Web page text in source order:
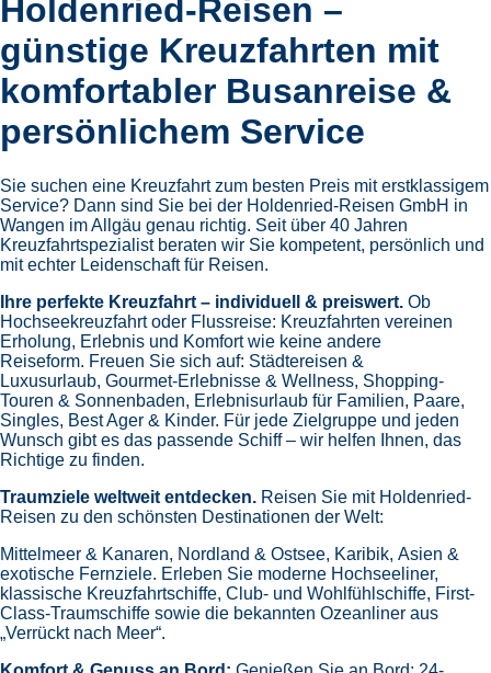
Holdenried-Reisen –
günstige Kreuzfahrten mit
komfortabler Busanreise &
persönlichem Service
Sie suchen eine Kreuzfahrt zum besten Preis mit erstklassigem
Service? Dann sind Sie bei der Holdenried-Reisen GmbH in
Wangen im Allgäu genau richtig. Seit über 40 Jahren
Kreuzfahrtspezialist beraten wir Sie kompetent, persönlich und
mit echter Leidenschaft für Reisen.
Ihre perfekte Kreuzfahrt – individuell & preiswert. Ob
Hochseekreuzfahrt oder Flussreise: Kreuzfahrten vereinen
Erholung, Erlebnis und Komfort wie keine andere
Reiseform. Freuen Sie sich auf: Städtereisen &
Luxusurlaub, Gourmet-Erlebnisse & Wellness, Shopping-
Touren & Sonnenbaden, Erlebnisurlaub für Familien, Paare,
Singles, Best Ager & Kinder. Für jede Zielgruppe und jeden
Wunsch gibt es das passende Schiff – wir helfen Ihnen, das
Richtige zu finden.
Traumziele weltweit entdecken. Reisen Sie mit Holdenried-
Reisen zu den schönsten Destinationen der Welt:
Mittelmeer & Kanaren, Nordland & Ostsee, Karibik, Asien &
exotische Fernziele. Erleben Sie moderne Hochseeliner,
klassische Kreuzfahrtschiffe, Club- und Wohlfühlschiffe, First-
Class-Traumschiffe sowie die bekannten Ozeanliner aus
„Verrückt nach Meer“.